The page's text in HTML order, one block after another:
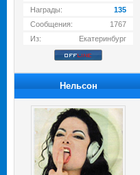
Награды:
135
Сообщения:
1767
Из:
Екатеринбург
Нельсон